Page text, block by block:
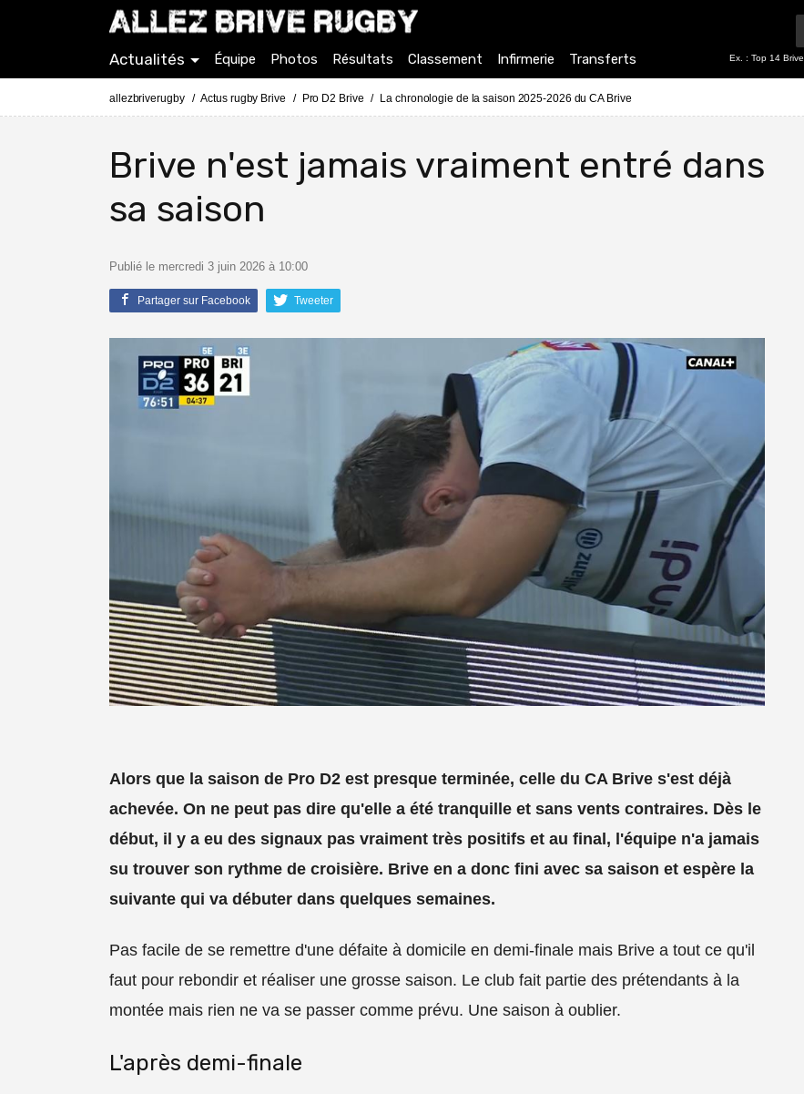
Ex. : Top 14 Brive
Actualités Équipe Photos Résultats Classement Infirmerie Transferts
allezbriverugby Actus rugby Brive Pro D2 Brive La chronologie de la saison 2025-2026 du CA Brive
Brive n'est jamais vraiment entré dans
sa saison
Publié le mercredi 3 juin 2026 à 10:00
Partager sur Facebook Tweeter
Alors que la saison de Pro D2 est presque terminée, celle du CA Brive s'est déjà
achevée. On ne peut pas dire qu'elle a été tranquille et sans vents contraires. Dès le
début, il y a eu des signaux pas vraiment très positifs et au final, l'équipe n'a jamais
su trouver son rythme de croisière. Brive en a donc fini avec sa saison et espère la
suivante qui va débuter dans quelques semaines.
Pas facile de se remettre d'une défaite à domicile en demi-finale mais Brive a tout ce qu'il
faut pour rebondir et réaliser une grosse saison. Le club fait partie des prétendants à la
montée mais rien ne va se passer comme prévu. Une saison à oublier.
L'après demi-finale